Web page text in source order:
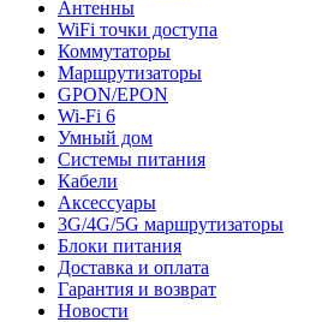
Антенны
WiFi точки доступа
Коммутаторы
Маршрутизаторы
GPON/EPON
Wi-Fi 6
Умный дом
Системы питания
Кабели
Аксессуары
3G/4G/5G маршрутизаторы
Блоки питания
Доставка и оплата
Гарантия и возврат
Новости